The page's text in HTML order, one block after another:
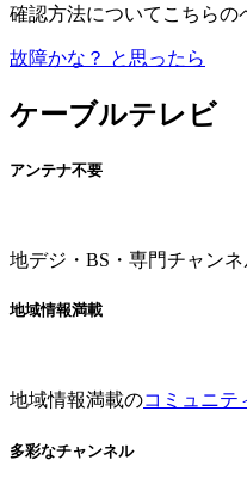
確認方法についてこちらの
故障かな？ と思ったら
ケーブルテレビ
アンテナ不要
地デジ・BS・専門チャン
地域情報満載
地域情報満載のコミュニテ
多彩なチャンネル